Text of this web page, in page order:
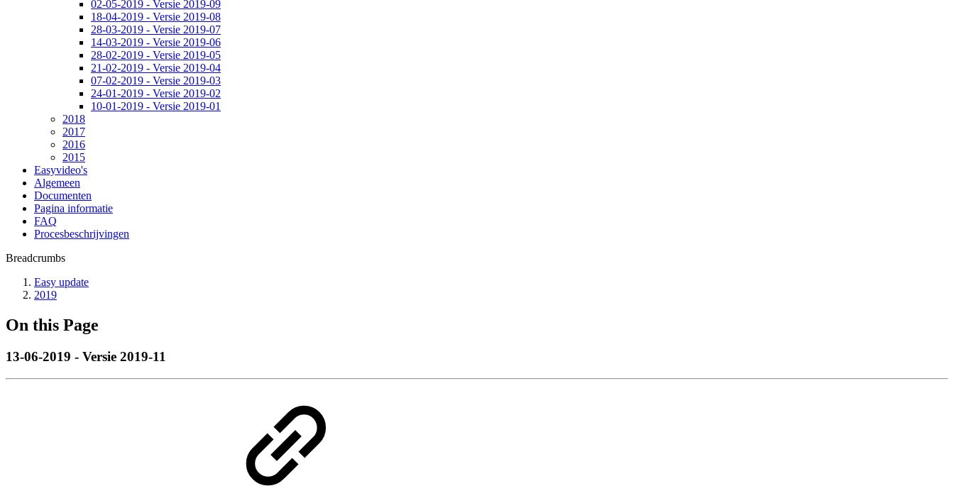
02-05-2019 - Versie 2019-09
18-04-2019 - Versie 2019-08
28-03-2019 - Versie 2019-07
14-03-2019 - Versie 2019-06
28-02-2019 - Versie 2019-05
21-02-2019 - Versie 2019-04
07-02-2019 - Versie 2019-03
24-01-2019 - Versie 2019-02
10-01-2019 - Versie 2019-01
2018
2017
2016
2015
Easyvideo's
Algemeen
Documenten
Pagina informatie
FAQ
Procesbeschrijvingen
Breadcrumbs
Easy update
2019
On this Page
13-06-2019 - Versie 2019-11